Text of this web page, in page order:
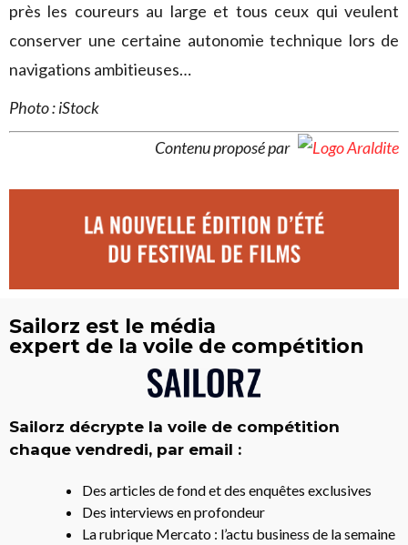
près les coureurs au large et tous ceux qui veulent
conserver une certaine autonomie technique lors de
navigations ambitieuses…
Photo : iStock
Contenu proposé par
Sailorz est le média
expert de la voile de compétition
Sailorz décrypte la voile de compétition
chaque vendredi, par email :
Des articles de fond et des enquêtes exclusives
Des interviews en profondeur
La rubrique Mercato : l’actu business de la semaine